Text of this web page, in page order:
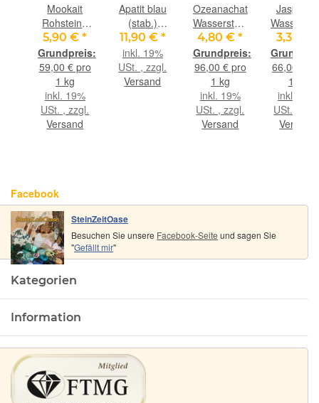
Mookait
Rohsteine
(Hornstein)
- ca. 100 g
5,90 €*
59,00 € pro
1 kg
inkl. 19%
USt. , zzgl.
Versand
Apatit blau
(stab.)
Scheibensteine
- ca. 2,9 -
3,4 cm / ca.
15-19 g/St
11,90 € *
inkl. 19%
USt. , zzgl.
Versand
Ozeanachat
Wassersteine-
Sonderqualität
/ Rohsteine
extra
angetrommelt
- Rarität -
(Ozeanjaspis
/
4,80 €*
96,00 € pro
1 kg
inkl. 19%
USt. , zzgl.
Versand
Jaspis rot
/
extra
- ca. 50 g
(GKS)
3,30 €
66,00 €
1 kg
inkl. 19%
USt. ,
Versand
Facebook
SteinZeitOase
Besuchen Sie unsere Facebook-Seite und sagen Sie
"Gefällt mir"
Kategorien
Information